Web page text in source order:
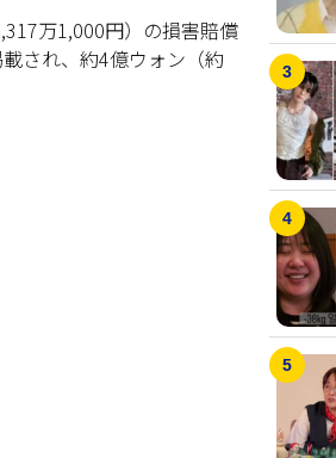
万1,000円）の損害賠償
され、約4億ウォン（約